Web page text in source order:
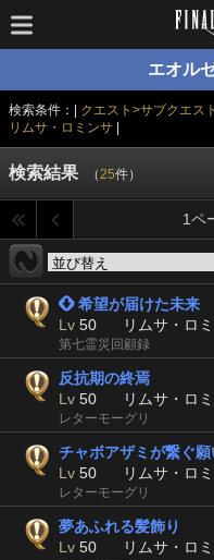
エオル
検索条件：| クエスト>サブクエス
リムサ・ロミンサ|
検索結果 （25件）
1ペ
 希望が届けた未来
Lv 50 リムサ・ロ
第七霊災回顧録
反抗期の終焉
Lv 50 リムサ・ロ
レターモーグリ
チャボアザミが繋ぐ願
Lv 50 リムサ・ロ
レターモーグリ
夢あふれる髪飾り
Lv 50 リムサ・ロ